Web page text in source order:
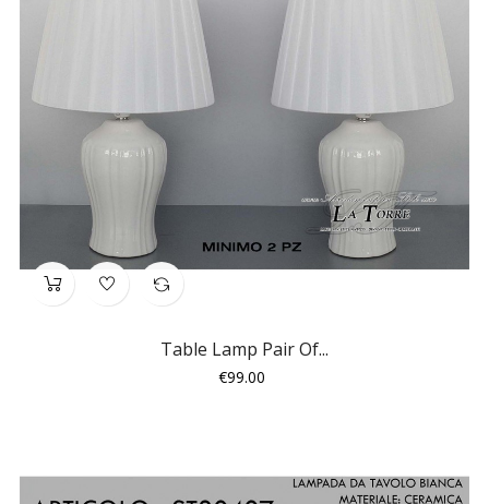
Table Lamp Pair Of...
Price
€99.00